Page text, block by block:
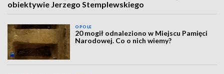
obiektywie Jerzego Stemplewskiego
OPOLE
20 mogił odnaleziono w Miejscu Pamięci
Narodowej. Co o nich wiemy?